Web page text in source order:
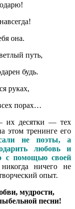
она.
путь,
будь.
руках,
порах…
их десятки — тех
этом тренинге его
не поэты, а
любовь и
с помощью своей
ничего не
опыт.
мудрости,
песни!